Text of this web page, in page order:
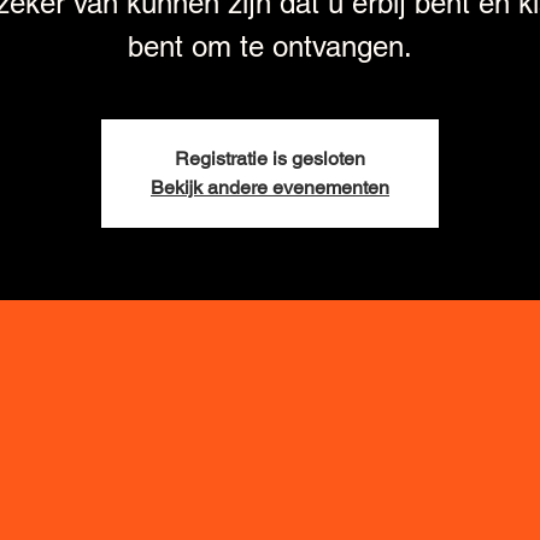
bent om te ontvangen.
Registratie is gesloten
Bekijk andere evenementen